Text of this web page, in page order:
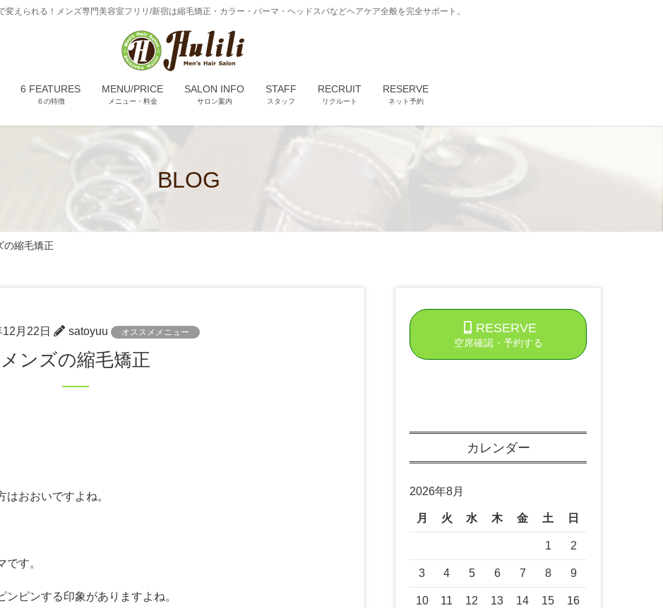
変えられる！メンズ専門美容室フリリ/新宿は縮毛矯正・カラー・パーマ・ヘッドスパなどヘアケア全般を完全サポート。
6 FEATURES
６の特徴
MENU/PRICE
メニュー・料金
SALON INFO
サロン案内
STAFF
スタッフ
RECRUIT
リクルート
RESERVE
ネット予約
BLOG
の縮毛矯正
月22日 satoyuu オススメメニュー
メンズの縮毛矯正
おおいですよね。
す。
ピンする印象がありますよね。
RESERVE
空席確認・予約する
カレンダー
2026年8月
月 火 水 木 金 土 日
1 2
3 4 5 6 7 8 9
10 11 12 13 14 15 16